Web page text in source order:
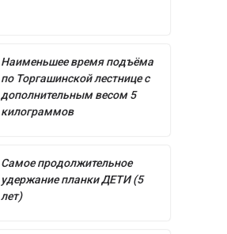
Наименьшее время подъёма
по Торгашинской лестнице с
дополнительным весом 5
килограммов
Самое продолжительное
удержание планки ДЕТИ (5
лет)